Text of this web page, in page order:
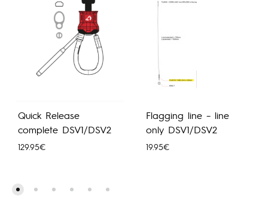
Quick Release
complete DSV1/DSV2
129.95€
Flagging line – line
only DSV1/DSV2
19.95€